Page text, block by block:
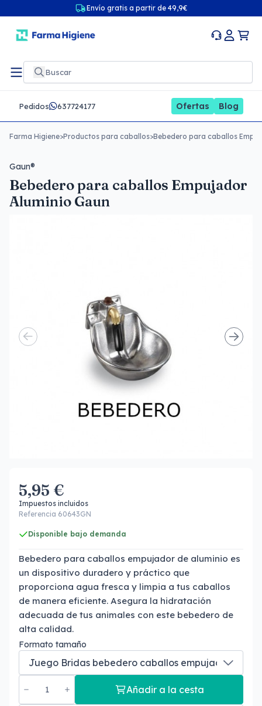
Envío gratis a partir de 49,9€
Pedidos 637724177 Ofertas Blog
Farma Higiene>Productos para caballos>Bebedero para caballos
Gaun®
Bebedero para caballos Empujador
Aluminio Gaun
5,95 €
Impuestos incluidos
Referencia 60643GN
Disponible bajo demanda
Bebedero para caballos empujador de aluminio es
un dispositivo duradero y práctico que
proporciona agua fresca y limpia a tus caballos
de manera eficiente. Asegura la hidratación
adecuada de tus animales con este bebedero de
alta calidad.
Formato tamaño
Añadir a la cesta